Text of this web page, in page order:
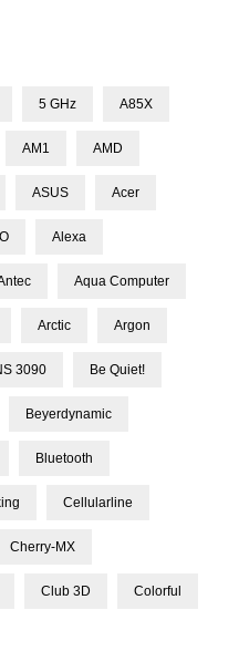
5 GHz A85X
AM1 AMD
ASUS Acer
Alexa
Aqua Computer
Arctic Argon
3090 Be Quiet!
Beyerdynamic
Bluetooth
Cellularline
Cherry-MX
Club 3D Colorful